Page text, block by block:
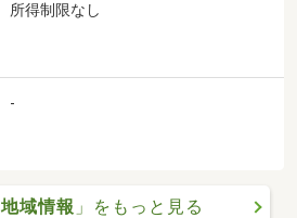
所得制限なし
-
地域情報 」をもっと見る